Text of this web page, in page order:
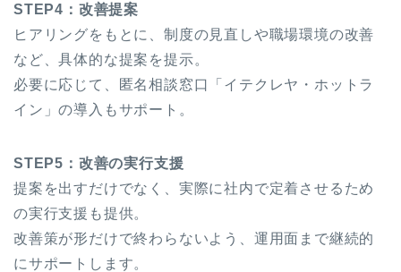
STEP4：改善提案
ヒアリングをもとに、制度の見直しや職場環境の改善
など、具体的な提案を提示。
必要に応じて、匿名相談窓口「イテクレヤ・ホットラ
イン」の導入もサポート。
STEP5：改善の実行支援
提案を出すだけでなく、実際に社内で定着させるため
の実行支援も提供。
改善策が形だけで終わらないよう、運用面まで継続的
にサポートします。